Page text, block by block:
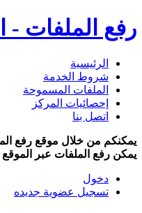
رفع الملفات -
الرئيسية
شروط الخدمة
الملفات المسموحة
إحصائيات المركز
اتصل بنا
يمكنكم من خلال موقع رفع
يمكن رفع الملفات عبر
دخول
تسجيل عضوية جديده